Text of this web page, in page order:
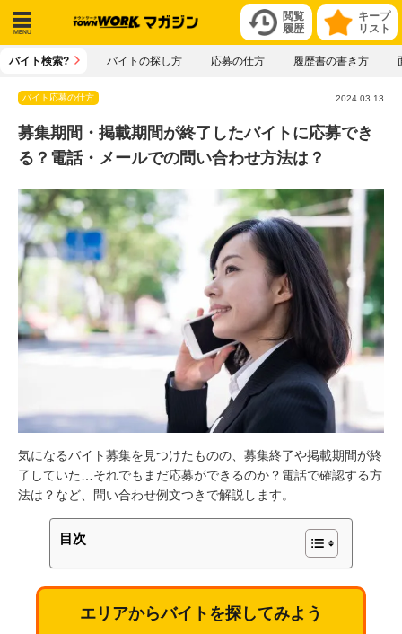
キープ
リスト
閲覧
履歴
メニ
バイト検索? バイトの探し方 応募の仕方 履歴書の書き方
バイト応募の仕方 2024.03.13
募集期間・掲載期間が終了したバイトに応募でき
る？電話・メールでの問い合わせ方法は？
気になるバイト募集を見つけたものの、募集終了や掲載期間が終
了していた…それでもまだ応募ができるのか？電話で確認する方
法は？など、問い合わせ例文つきで解説します。
目次
エリアからバイトを探してみよう